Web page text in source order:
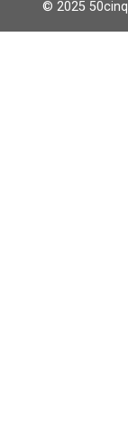
© 2025